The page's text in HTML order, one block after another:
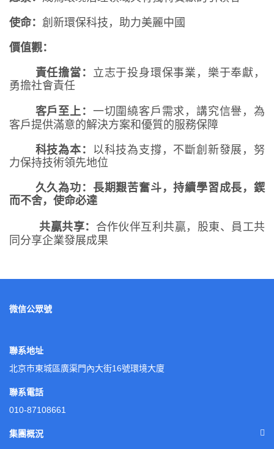
使命： 創新環保科技，助力美麗中國
價值觀：
責任擔當： 立志于投身環保事業，樂于奉獻，
勇擔社會責任
客戶至上： 一切圍繞客戶需求，講究信譽，為
客戶提供滿意的解決方案和優質的服務保障
科技為本：
以科技為支撐，不斷創新發展，努
力保持技術領先地位
久久為功： 長期艱苦奮斗，持續學習成長，鍥
而不舍，使命必達
共贏共享： 合作伙伴互利共贏，股東、員工共
同分享企業發展成果
微信公眾號
聯系地址
北京市東城區廣渠門內大街16號環境大廈
聯系電話
010-87108661
集團概況